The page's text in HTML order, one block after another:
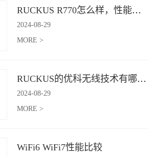
RUCKUS R770怎么样，性能怎么样，好用吗？
2024-08-29
MORE >
RUCKUS的优科无线技术有哪些优缺点？
2024-08-29
MORE >
WiFi6 WiFi7性能比较